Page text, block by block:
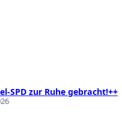
SPD zur Ruhe gebracht!++